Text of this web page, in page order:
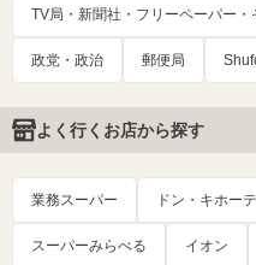
TV局・新聞社・フリーペーパー・
政党・政治 郵便局
よく行くお店から探す
業務スーパー ドン・キホーテ
スーパーみらべる イオン